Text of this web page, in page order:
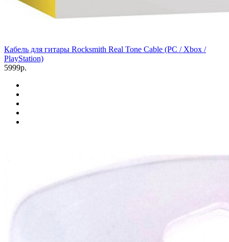
Кабель для гитары Rocksmith Real Tone Cable (PC / Xbox /
PlayStation)
5999р.